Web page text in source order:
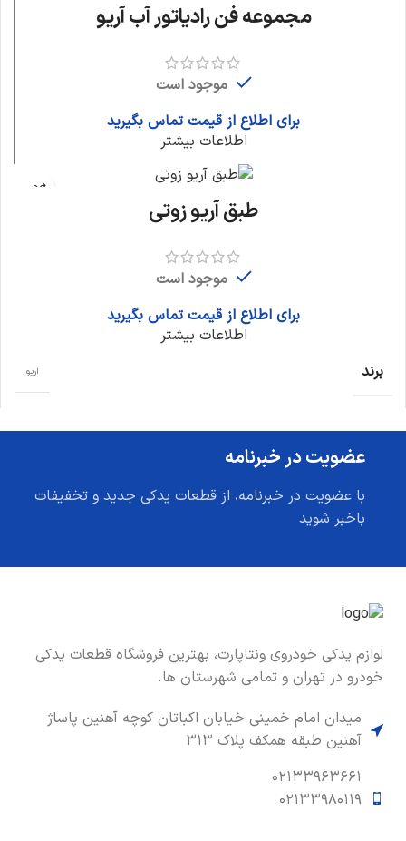
مجموعه فن رادیاتور آب آریو
موجود است
برای اطلاع از قیمت تماس بگیرید
اطلاعات بیشتر
طبق آریو زوتی
موجود است
برای اطلاع از قیمت تماس بگیرید
اطلاعات بیشتر
برند
آریو
عضویت در خبرنامه
با عضویت در خبرنامه، از قطعات یدکی جدید و تخفیفات
باخبر شوید
لوازم یدکی خودروی ونتاپارت، بهترین فروشگاه قطعات یدکی
خودرو در تهران و تمامی شهرستان ها.
میدان امام خمینی خیابان اکباتان کوچه آهنین پاساژ
آهنین طبقه همکف پلاک ۳۱۳
۰۲۱۳۳۹۶۳۶۶۱
۰۲۱۳۳۹۸۰۱۱۹